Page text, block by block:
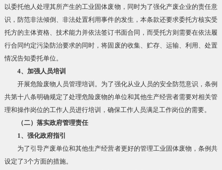
以委托他人处理其所产生的工业固体废物，同时为了强化产废企业的责任意
识，防范非法倾倒、非法处置利用事件的发生，本条款还要求委托方核实受
托方的主体资格、技术能力并依法签订书面合同，而受托方则需要在依法履
行合同约定污染防治要求的同时，将固废的收集、贮存、运输、利用、处置
情况告知委托单位。
4、加强人员培训
开展危险废物人员管理培训。为了强化从业人员的安全防范意识，条例
共第十八条明确规定了处理危险废物的单位和其他生产经营者需要对相关管
理和操作岗位的工作人员进行培训，确保工作人员满足工作岗位的需要。
（二）落实政府管理责任
1、强化政府指引
为了引导产废单位和其他生产经营者更好的管理工业固体废物，条例共
设定了3个方面的措施。